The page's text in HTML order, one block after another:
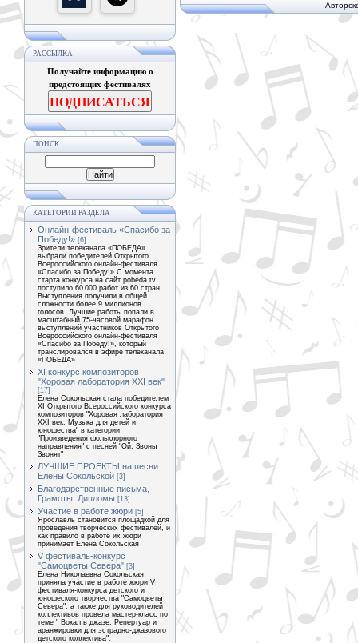
РАССЫЛКА
Получайте информацию о
предстоящих фестивалях
ПОДПИСАТЬСЯ
ПОИСК
КАТЕГОРИИ РАЗДЕЛА
Онлайн-фестиваль «Спасибо за
Победу!» [6]
Зрители телеканала «ПОБЕДА»
выбрали победителей Открытого
Всероссийского онлайн-фестиваля
«Спасибо за Победу!» С момента
старта конкурса на сайт pobeda.tv
поступило 60 000 работ из 60 стран.
Выступления получили в общей
сложности более 9 миллионов
голосов. Лучшие работы попали в
масштабный 75-часовой марафон
выступлений участников Открытого
Всероссийского онлайн-фестиваля
«Спасибо за Победу!», который
транслировался в эфире телеканала
«ПОБЕДА»
XI конкурс композиторов
"Хоровая лаборатория XXI век"
[17]
Елена Сокольская стала победителем
XI Открытого Всероссийского конкурса
композиторов "Хоровая лаборатория
XXI век. Музыка для детей и
юношества" в категории
"Произведения фольклорного
направления" с песней "Ой, Звоны
Звонят"
ЛУЧШИЕ ПРОЕКТЫ на песни
Елены Сокольской [3]
Благодарственные письма,
Грамоты, Дипломы [13]
Участие в работе жюри [5]
Ярославль становится площадкой для
проведения творческих фестивалей, и
как правило в работе их жюри
принимает Елена Сокольская
V фестиваль-конкурс
"Самоцветы Севера" [3]
Елена Николаевна Сокольская
приняла участие в работе жюри V
фестиваля-конкурса детского и
юношеского творчества "Самоцветы
Севера", а также для руководителей
коллективов провела мастер-класс по
теме " Вокал в джазе. Репертуар и
аранжировки для эстрадно-джазового
детского коллектива".